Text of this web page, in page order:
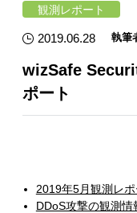
観測レポート
2019.06.28 執筆
wizSafe
ポート
2019年5月観測レポ
DDoS攻撃の観測情